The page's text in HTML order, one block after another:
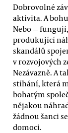
Dobrovolné
aktivita. A
Nebo —
produkující
skandálů
v rozvojových
Nezávazně. A
stíhání, která
bohatým
nějakou
žádnou šanci
domoci.